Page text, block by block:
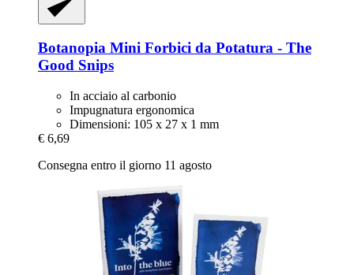
Botanopia Mini Forbici da Potatura -​ The
Good Snips
In acciaio al carbonio
Impugnatura ergonomica
Dimensioni: 105 x 27 x 1 mm
€ 6,69
Consegna entro il giorno 11 agosto